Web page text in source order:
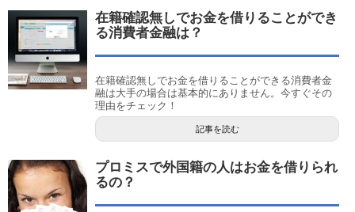
在籍確認無しでお金を借りることができ
る消費者金融は？
在籍確認無しでお金を借りることができる消費者金
融は大手の場合は基本的にありません。今すぐその
理由をチェック！
記事を読む
プロミスで外国籍の人はお金を借りられ
るの？